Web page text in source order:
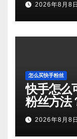
2026年8月8日
怎么买快手粉丝
快手怎么
粉丝方法
2026年8月8日